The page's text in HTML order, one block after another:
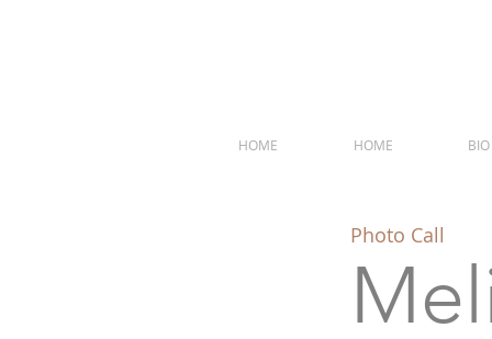
HOME HOME BIO
Photo Call